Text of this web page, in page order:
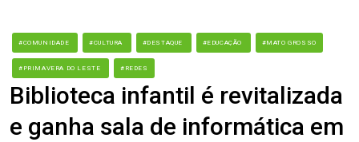
#COMUNIDADE #CULTURA #DESTAQUE #EDUCAÇÃO #MATO GROSSO
#PRIMAVERA DO LESTE #REDES
Biblioteca infantil é revitalizada
e ganha sala de informática em